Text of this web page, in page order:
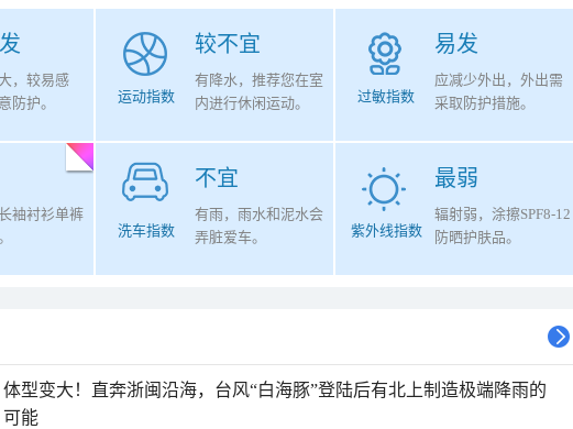
，较易感
防护。
较不宜
运动指数
有降水，推荐您在室
内进行休闲运动。
易发
过敏指数
应减少外出，外出需
采取防护措施。
袖衬衫单裤
不宜
洗车指数
有雨，雨水和泥水会
弄脏爱车。
最弱
紫外线指数
辐射弱，涂擦SPF8-12
防晒护肤品。
体型变大！直奔浙闽沿海，台风“白海豚”登陆后有北上制造极端降雨的
可能